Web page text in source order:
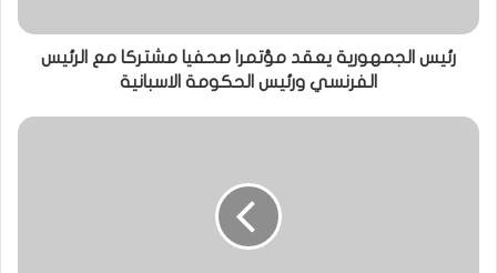
رئيس الجمهورية يعقد مؤتمرا صحفيا مشتركا مع الرئيس
الفرنسي ورئيس الحكومة الاسبانية